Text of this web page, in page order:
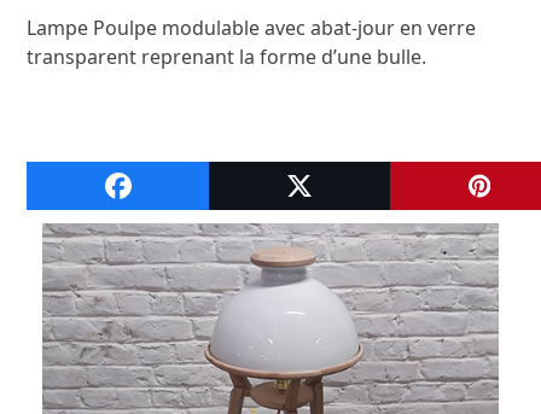
Lampe Poulpe modulable avec abat-jour en verre
transparent reprenant la forme d’une bulle.
A VOIR ENSUITE